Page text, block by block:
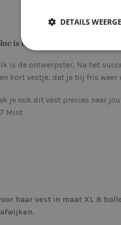
is een garenpakket
is de ontwerpster, Na het
kort vestje, dat je bij fris
je ook dit vest precies naar
Mint
haar vest in maat XL 8
DETAILS